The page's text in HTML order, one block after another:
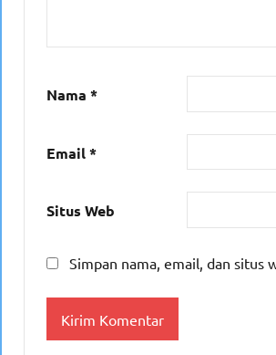
Nama *
Email*
Situs Web
Simpan nama, email, dan situs